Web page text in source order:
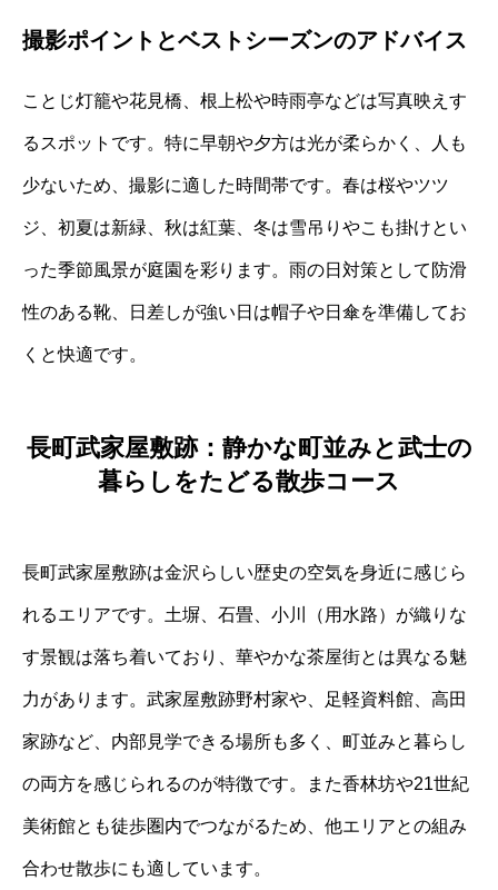
撮影ポイントとベストシーズンのアドバイス
ことじ灯籠や花見橋、根上松や時雨亭などは写真映えす
るスポットです。特に早朝や夕方は光が柔らかく、人も
少ないため、撮影に適した時間帯です。春は桜やツツ
ジ、初夏は新緑、秋は紅葉、冬は雪吊りやこも掛けとい
った季節風景が庭園を彩ります。雨の日対策として防滑
性のある靴、日差しが強い日は帽子や日傘を準備してお
くと快適です。
長町武家屋敷跡：静かな町並みと武士の
暮らしをたどる散歩コース
長町武家屋敷跡は金沢らしい歴史の空気を身近に感じら
れるエリアです。土塀、石畳、小川（用水路）が織りな
す景観は落ち着いており、華やかな茶屋街とは異なる魅
力があります。武家屋敷跡野村家や、足軽資料館、高田
家跡など、内部見学できる場所も多く、町並みと暮らし
の両方を感じられるのが特徴です。また香林坊や21世紀
美術館とも徒歩圏内でつながるため、他エリアとの組み
合わせ散歩にも適しています。